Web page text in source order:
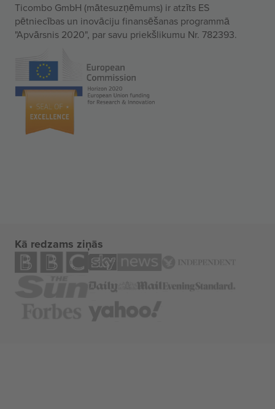
Ticombo GmbH (mātesuzņēmums) ir atzīts ES
pētniecības un inovāciju finansēšanas programmā
"Apvārsnis 2020", par savu priekšlikumu Nr. 782393.
Kā redzams ziņās